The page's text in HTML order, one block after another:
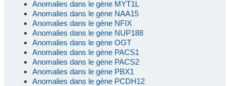
Anomalies dans le gène MYT1L
Anomalies dans le gène NAA15
Anomalies dans le gène NFIX
Anomalies dans le gène NUP188
Anomalies dans le gène OGT
Anomalies dans le gène PACS1
Anomalies dans le gène PACS2
Anomalies dans le gène PBX1
Anomalies dans le gène PCDH12